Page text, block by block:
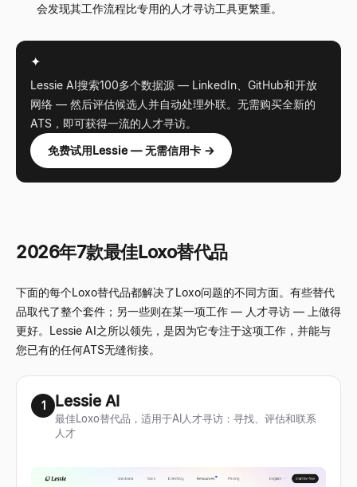
会发现其工作流程比专用的人才寻访工具更繁重。
✦
Lessie AI搜索100多个数据源 — LinkedIn、GitHub和开放
网络 — 然后评估候选人并自动处理外联。无需购买全新的
ATS，即可获得一流的人才寻访。
免费试用Lessie — 无需信用卡 →
2026年7款最佳Loxo替代品
下面的每个Loxo替代品都解决了Loxo问题的不同方面。有些替代
品取代了整个套件；另一些则在某一项工作 — 人才寻访 — 上做得
更好。Lessie AI之所以领先，是因为它专注于这项工作，并能与
您已有的任何ATS无缝衔接。
1 Lessie AI
最佳Loxo替代品，适用于AI人才寻访：寻找、评估和联系
人才